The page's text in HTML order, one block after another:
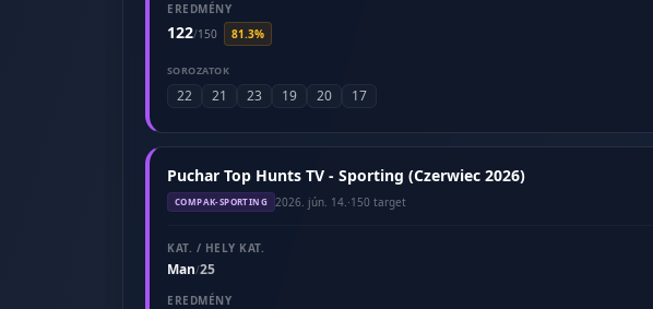
EREDMÉNY
122/150 81.3%
SOROZATOK
22 21 23 19 20 17
Puchar Top Hunts TV - Sporting (Czerwiec 2026)
COMPAK-SPORTING 2026. jún. 14. ·150 target
KAT. / HELY KAT.
Man/25
EREDMÉNY